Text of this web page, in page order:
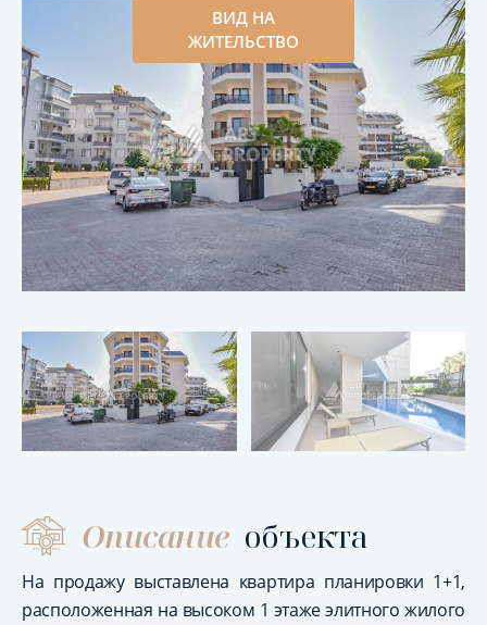
ВИД НА
ЖИТЕЛЬСТВО
Описание объекта
На продажу выставлена квартира планировки 1+1,
расположенная на высоком 1 этаже элитного жилого